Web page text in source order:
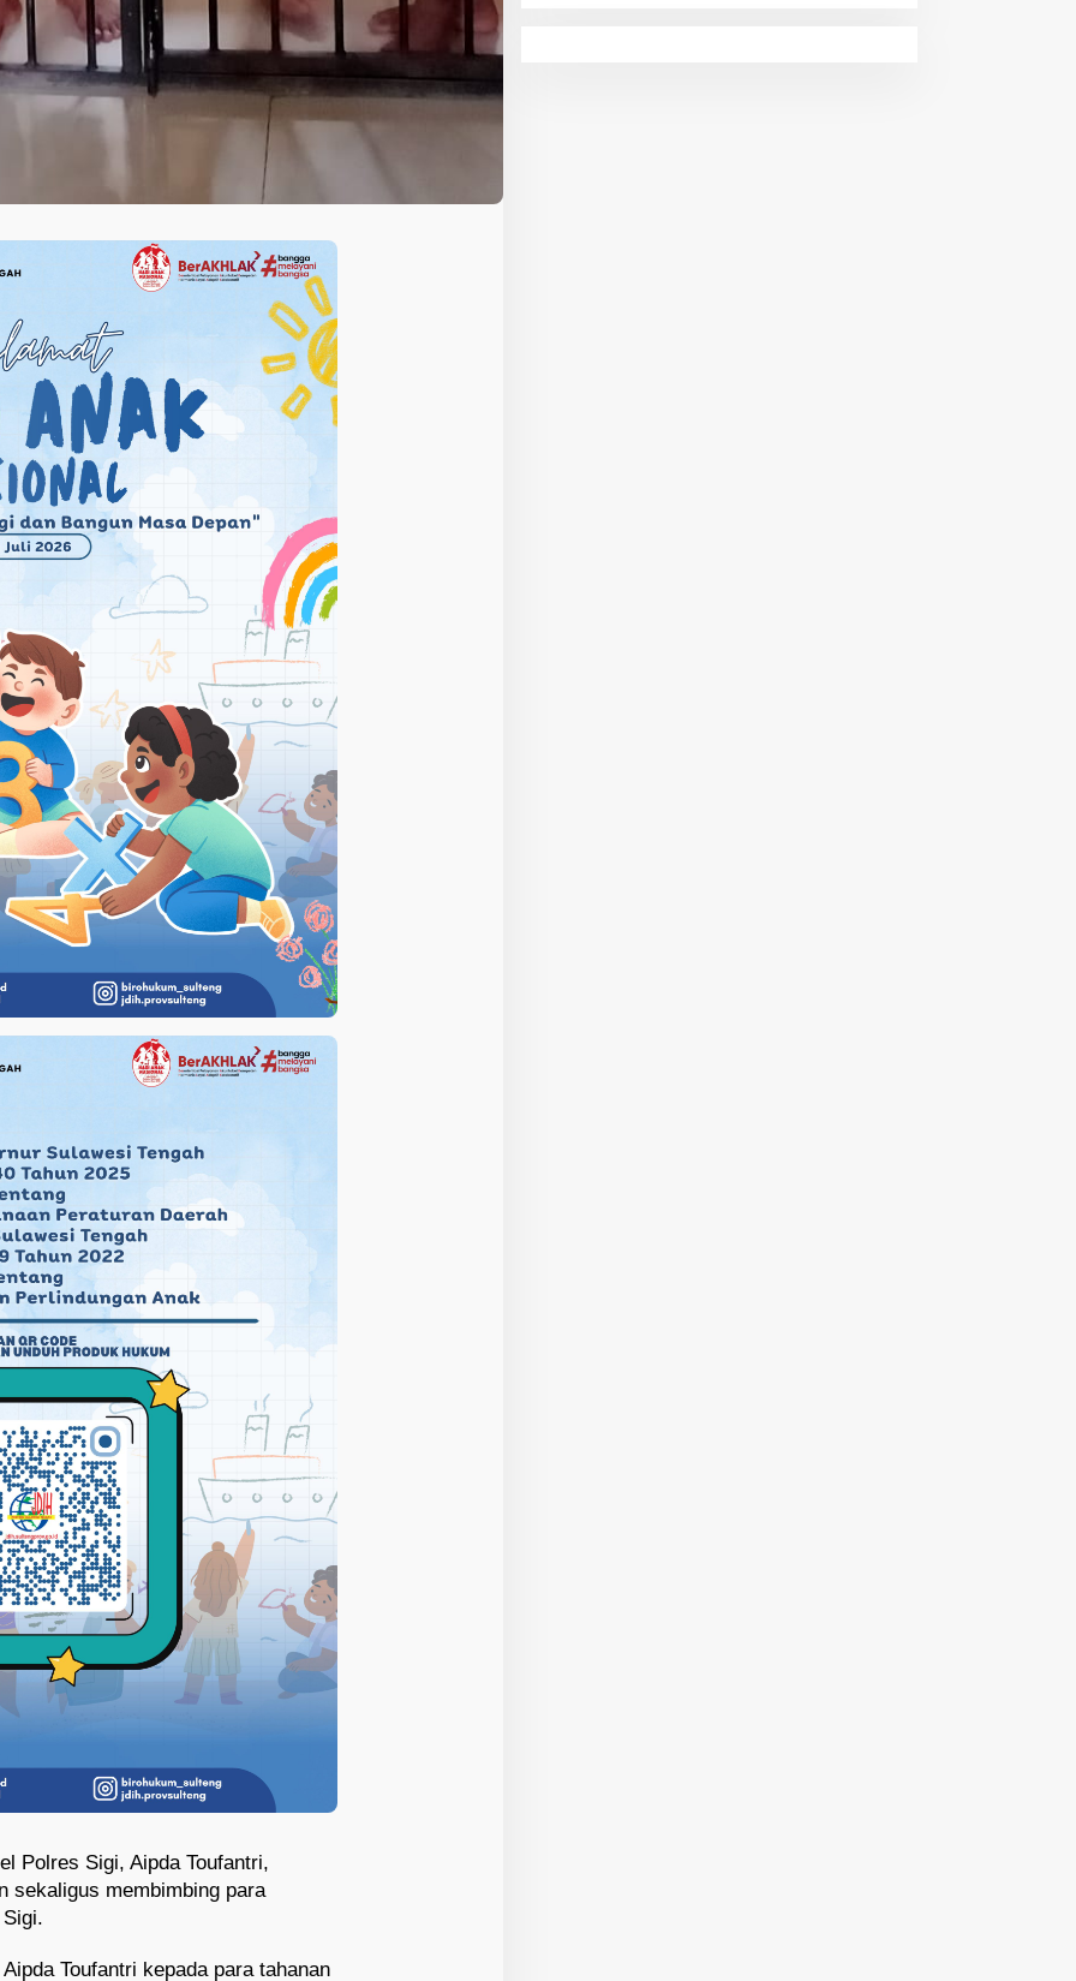
Polres Sigi, Aipda Toufantri,
sekaligus membimbing para
Toufantri kepada para tahanan